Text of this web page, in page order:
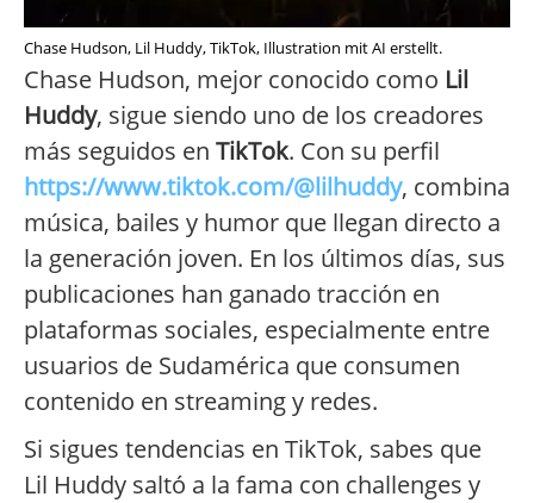
Chase Hudson, Lil Huddy, TikTok, Illustration mit AI erstellt.
Chase Hudson, mejor conocido como Lil
Huddy, sigue siendo uno de los creadores
más seguidos en TikTok. Con su perfil
https://www.tiktok.com/@lilhuddy, combina
música, bailes y humor que llegan directo a
la generación joven. En los últimos días, sus
publicaciones han ganado tracción en
plataformas sociales, especialmente entre
usuarios de Sudamérica que consumen
contenido en streaming y redes.
Si sigues tendencias en TikTok, sabes que
Lil Huddy saltó a la fama con challenges y